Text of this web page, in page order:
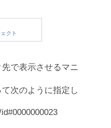
で表示させるマニ
次のように指定し